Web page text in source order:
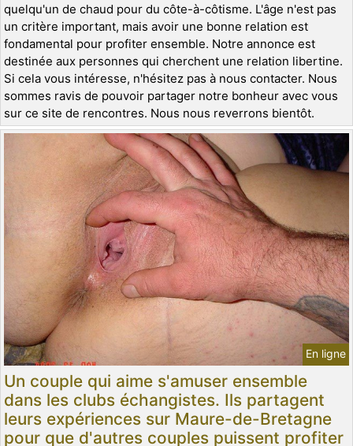
quelqu'un de chaud pour du côte-à-côtisme. L'âge n'est pas
un critère important, mais avoir une bonne relation est
fondamental pour profiter ensemble. Notre annonce est
destinée aux personnes qui cherchent une relation libertine.
Si cela vous intéresse, n'hésitez pas à nous contacter. Nous
sommes ravis de pouvoir partager notre bonheur avec vous
sur ce site de rencontres. Nous nous reverrons bientôt.
En ligne
Un couple qui aime s'amuser ensemble
dans les clubs échangistes. Ils partagent
leurs expériences sur Maure-de-Bretagne
pour que d'autres couples puissent profiter